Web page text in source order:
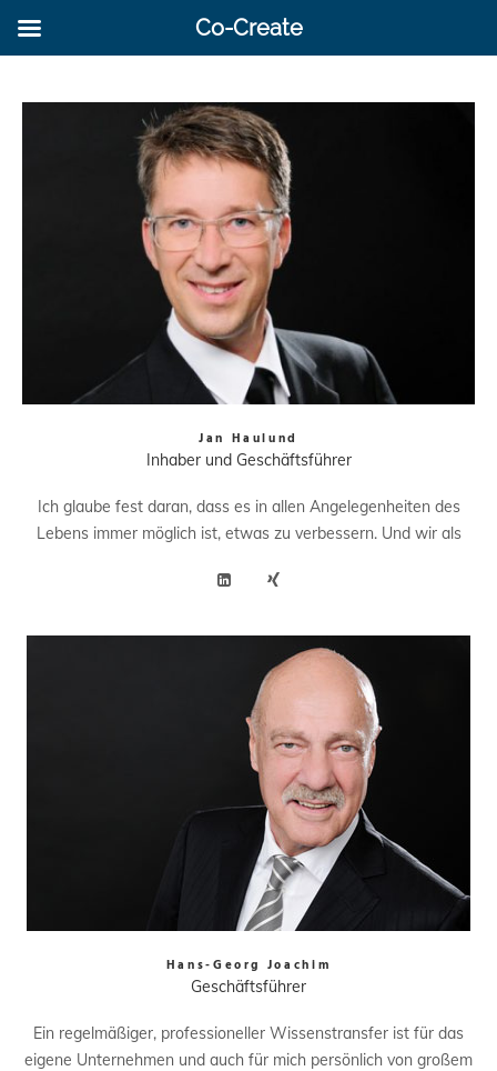
Jan Haulund
Inhaber und Geschäftsführer
Ich glaube fest daran, dass es in allen Angelegenheiten des
Lebens immer möglich ist, etwas zu verbessern. Und wir als
Hans-Georg Joachim
Geschäftsführer
Ein regelmäßiger, professioneller Wissenstransfer ist für das
eigene Unternehmen und auch für mich persönlich von großem
Co-Create